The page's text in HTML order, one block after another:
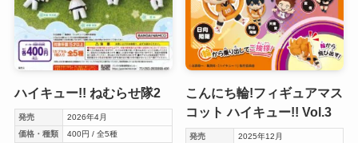
ハイキュー!! ねむらせ隊2
発売
2026年4月
価格・種類
400円 / 全5種
こんにち輪!フィギュアマス
コット ハイキュー!! Vol.3
発売
2025年12月